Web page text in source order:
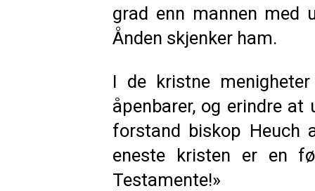
grad enn mannen med
Ånden skjenker ham.
I de kristne
åpenbarer, og erindre
forstand biskop Heuch
eneste kristen er en
Testamente!»